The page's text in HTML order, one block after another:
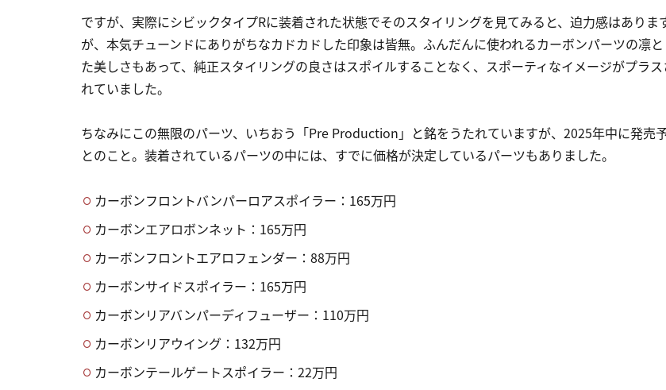
ですが、実際にシビックタイプRに装着された状態でそのスタイリングを見てみると、迫力感はありま
が、本気チューンドにありがちなカドカドした印象は皆無。ふんだんに使われるカーボンパーツの凛
た美しさもあって、純正スタイリングの良さはスポイルすることなく、スポーティなイメージがプラス
れていました。
ちなみにこの無限のパーツ、いちおう「Pre Production」と銘をうたれていますが、2025年中に発売
とのこと。装着されているパーツの中には、すでに価格が決定しているパーツもありました。
カーボンフロントバンパーロアスポイラー：165万円
カーボンエアロボンネット：165万円
カーボンフロントエアロフェンダー：88万円
カーボンサイドスポイラー：165万円
カーボンリアバンパーディフューザー：110万円
カーボンリアウイング：132万円
カーボンテールゲートスポイラー：22万円